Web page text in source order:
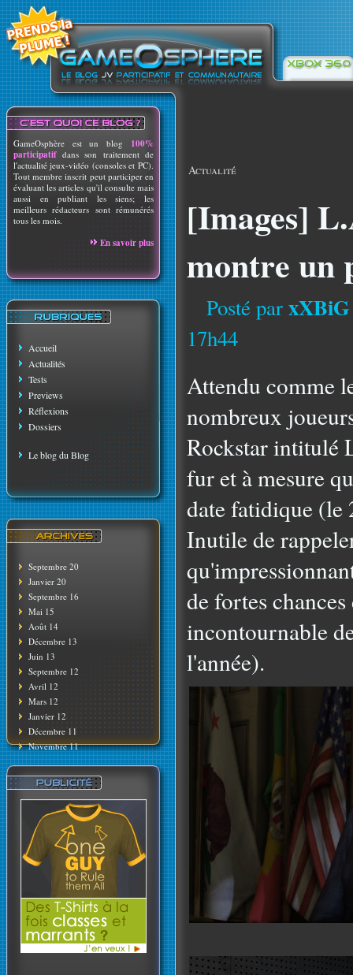
GameOsphère est un blog 100%
participatif dans son traitement de
l'actualité jeux-vidéo (consoles et PC).
Tout membre inscrit peut participer en
évaluant les articles qu'il consulte mais
aussi en publiant les siens; les
meilleurs rédacteurs sont rémunérés
tous les mois.
En savoir plus
Accueil
Actualités
Tests
Previews
Réflexions
Dossiers
Le blog du Blog
Septembre 20
Janvier 20
Septembre 16
Mai 15
Août 14
Décembre 13
Juin 13
Septembre 12
Avril 12
Mars 12
Janvier 12
Décembre 11
Novembre 11
Actualité
[Images]
montre un
Posté par
17h44
Attendu comme
nombreux
Rockstar intitulé
fur et à mesure
date fatidique (le
Inutile de
de fortes
incontournable
l'année).